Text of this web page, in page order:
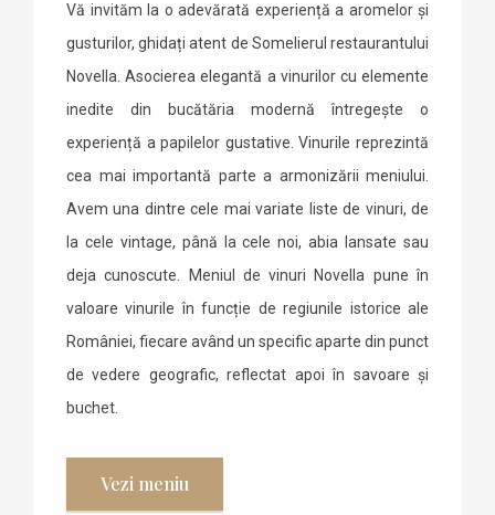
Vă invităm la o adevărată experiență a aromelor și
gusturilor, ghidați atent de Somelierul restaurantului
Novella. Asocierea elegantă a vinurilor cu elemente
inedite din bucătăria modernă întregește o
experiență a papilelor gustative. Vinurile reprezintă
cea mai importantă parte a armonizării meniului.
Avem una dintre cele mai variate liste de vinuri, de
la cele vintage, până la cele noi, abia lansate sau
deja cunoscute. Meniul de vinuri Novella pune în
valoare vinurile în funcție de regiunile istorice ale
României, fiecare având un specific aparte din punct
de vedere geografic, reflectat apoi în savoare și
buchet.
Vezi meniu